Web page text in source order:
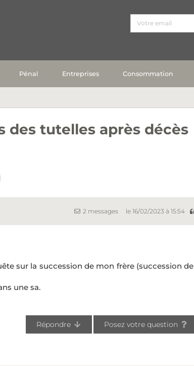
Pénal Entreprises Consommation
des tutelles après décès
2 messages le 16/02/2023 à 15:54
sur la succession de mon frère (succession de
une sa.
Répondre Posez votre question